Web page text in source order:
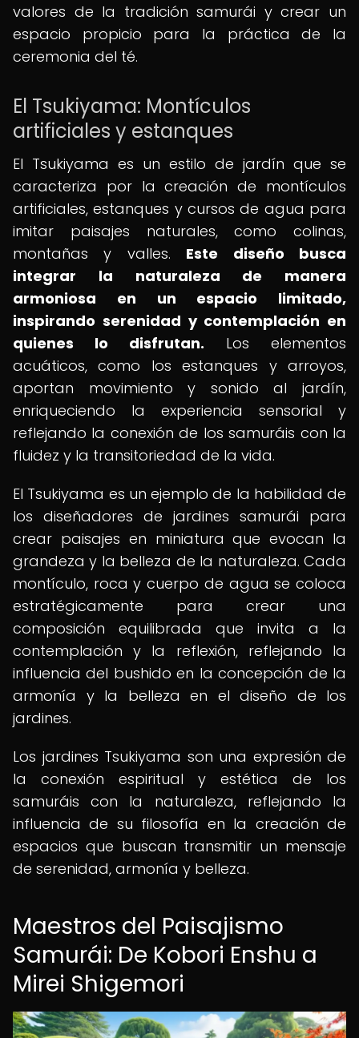
valores de la tradición samurái y crear un
espacio propicio para la práctica de la
ceremonia del té.
El Tsukiyama: Montículos
artificiales y estanques
El Tsukiyama es un estilo de jardín que se
caracteriza por la creación de montículos
artificiales, estanques y cursos de agua para
imitar paisajes naturales, como colinas,
montañas y valles. Este diseño busca
integrar la naturaleza de manera
armoniosa en un espacio limitado,
inspirando serenidad y contemplación en
quienes lo disfrutan. Los elementos
acuáticos, como los estanques y arroyos,
aportan movimiento y sonido al jardín,
enriqueciendo la experiencia sensorial y
reflejando la conexión de los samuráis con la
fluidez y la transitoriedad de la vida.
El Tsukiyama es un ejemplo de la habilidad de
los diseñadores de jardines samurái para
crear paisajes en miniatura que evocan la
grandeza y la belleza de la naturaleza. Cada
montículo, roca y cuerpo de agua se coloca
estratégicamente para crear una
composición equilibrada que invita a la
contemplación y la reflexión, reflejando la
influencia del bushido en la concepción de la
armonía y la belleza en el diseño de los
jardines.
Los jardines Tsukiyama son una expresión de
la conexión espiritual y estética de los
samuráis con la naturaleza, reflejando la
influencia de su filosofía en la creación de
espacios que buscan transmitir un mensaje
de serenidad, armonía y belleza.
Maestros del Paisajismo
Samurái: De Kobori Enshu a
Mirei Shigemori